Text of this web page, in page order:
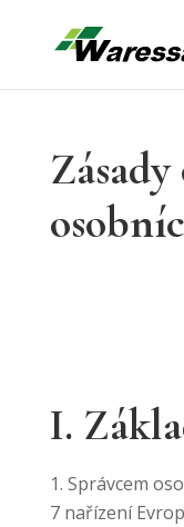
I.
Správcem
7 nařízení